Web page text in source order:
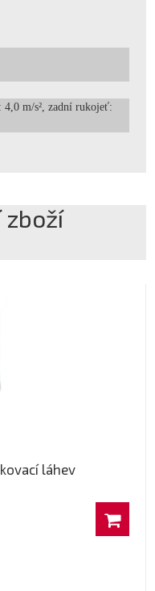
m/s², zadní rukojeť:
zboží
láhev